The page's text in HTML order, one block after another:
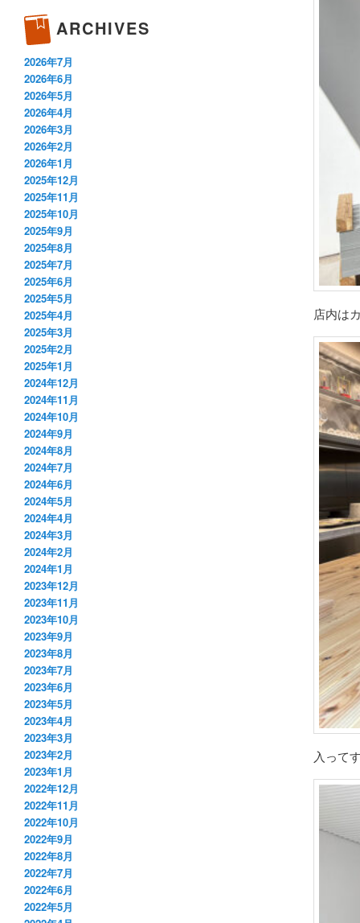
店内は
入って
ARCHIVES
2026年7月
2026年6月
2026年5月
2026年4月
2026年3月
2026年2月
2026年1月
2025年12月
2025年11月
2025年10月
2025年9月
2025年8月
2025年7月
2025年6月
2025年5月
2025年4月
2025年3月
2025年2月
2025年1月
2024年12月
2024年11月
2024年10月
2024年9月
2024年8月
2024年7月
2024年6月
2024年5月
2024年4月
2024年3月
2024年2月
2024年1月
2023年12月
2023年11月
2023年10月
2023年9月
2023年8月
2023年7月
2023年6月
2023年5月
2023年4月
2023年3月
2023年2月
2023年1月
2022年12月
2022年11月
2022年10月
2022年9月
2022年8月
2022年7月
2022年6月
2022年5月